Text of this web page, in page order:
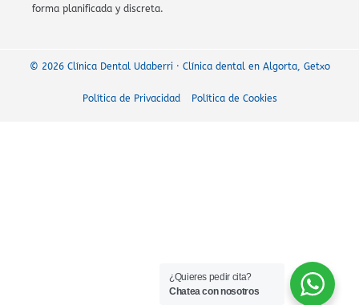
forma planificada y discreta.
© 2026 Clínica Dental Udaberri · Clínica dental en Algorta, Getxo
Política de Privacidad Política de Cookies
¿Quieres pedir cita?
Chatea con nosotros